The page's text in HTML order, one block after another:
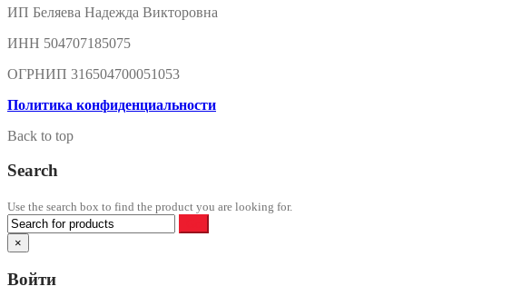
ИП Беляева Надежда Викторовна
ИНН 504707185075
ОГРНИП 316504700051053
Политика конфиденциальности
Back to top
Search
Use the search box to find the product you are looking for.
×
Войти